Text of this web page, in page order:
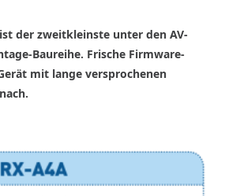
ist der zweitkleinste unter den AV-
Baureihe. Frische Firmware-
mit lange versprochenen